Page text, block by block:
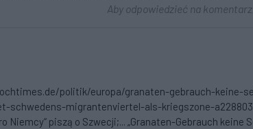
Aby odpowiedzieć na
politik/europa/granaten-gebrauch-keine-
migrantenviertel-als-kriegszone-
Niemcy“ piszą o Szwecji;... „Granaten-Gebrauch keine